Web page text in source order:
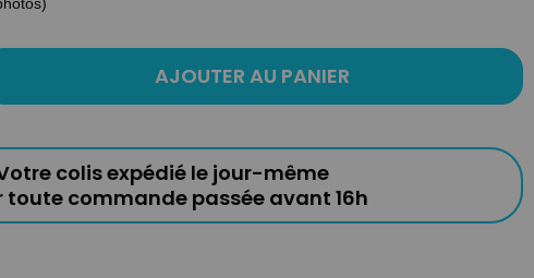
AJOUTER AU PANIER
colis expédié le jour-même
toute commande passée avant 16h